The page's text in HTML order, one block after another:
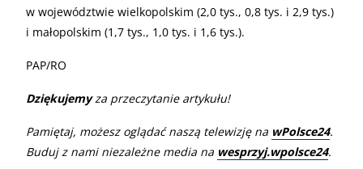
w województwie wielkopolskim (2,0 tys., 0,8 tys. i 2,9 tys.)
i małopolskim (1,7 tys., 1,0 tys. i 1,6 tys.).
PAP/RO
Dziękujemyza przeczytanie artykułu!
Pamiętaj, możesz oglądać naszą telewizję na wPolsce24.
Buduj z nami niezależne media na wesprzyj.wpolsce24.